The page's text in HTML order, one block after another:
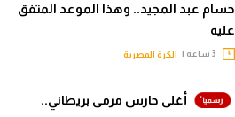
حسام عبد المجيد.. وهذا الموعد المتفق
عليه
الكرة المصرية
أغلى حارس مرمى بريطاني..